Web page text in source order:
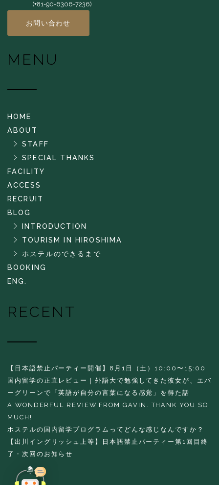
(+81-90-6306-7236)
お問い合わせ
MENU
HOME
ABOUT
STAFF
SPECIAL THANKS
FACILITY
ACCESS
RECRUIT
BLOG
INTRODUCTION
TOURISM IN HIROSHIMA
ホステルのできるまで
BOOKING
ENG.
RECENT
【日本語禁止パーティー開催】8月1日（土）10:00〜15:00
国内留学の正直レビュー｜外語大で勉強してきた彼女が、エバ
ーグリーンで「英語が自分の言葉になる感覚」を得た話
A WONDERFUL REVIEW FROM GAVIN. THANK YOU SO
MUCH!!
ホステルの国内留学プログラムってどんな感じなんですか？
【出川イングリッシュ上等】日本語禁止パーティー第1回目終
了・次回のお知らせ